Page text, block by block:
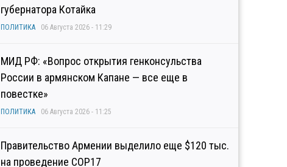
губернатора Котайка
ПОЛИТИКА 06 Августа 2026 - 11:29
МИД РФ: «Вопрос открытия генконсульства
России в армянском Капане — все еще в
повестке»
ПОЛИТИКА 06 Августа 2026 - 11:25
Правительство Армении выделило еще $120 тыс.
на проведение COP17